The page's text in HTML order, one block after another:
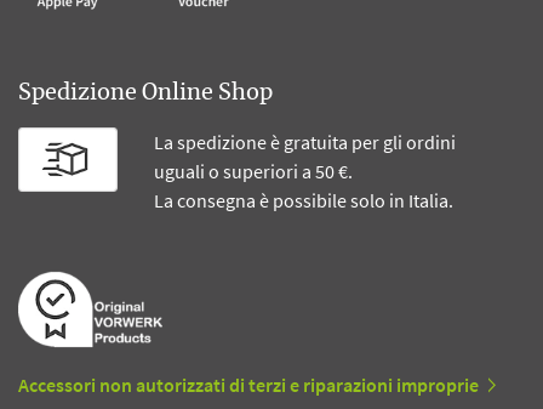
Spedizione Online Shop
La spedizione è gratuita per gli ordini
uguali o superiori a 50 €.
La consegna è possibile solo in Italia.
Accessori non autorizzati di terzi e riparazioni improprie